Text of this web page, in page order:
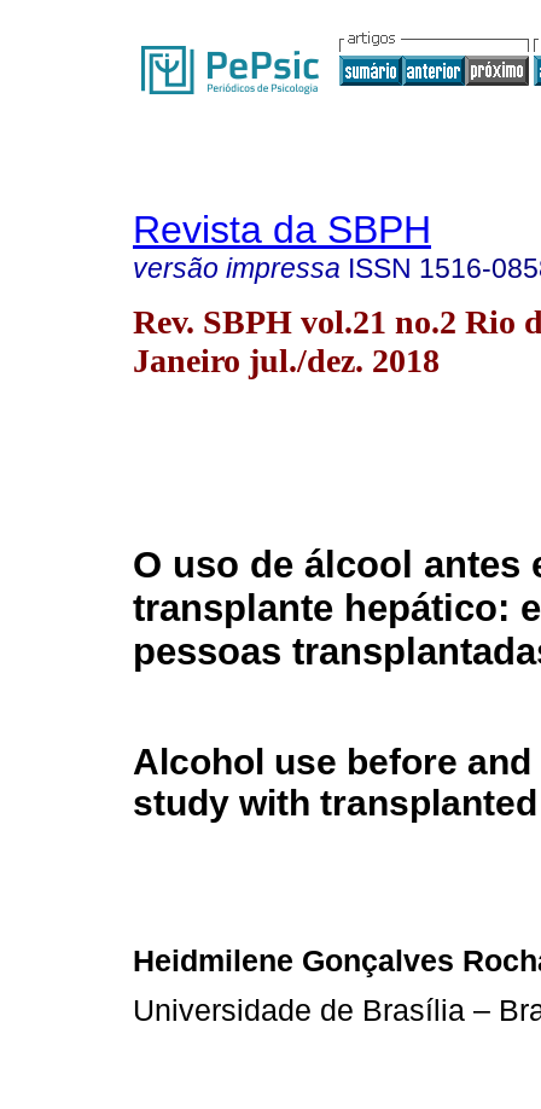
Revista da SBPH
versão impressa ISSN 1516-
Rev. SBPH vol.21 no.2 Rio
Janeiro jul./dez. 2018
O uso de álcool antes
transplante hepático:
pessoas
Alcohol use before
study with
Heidmilene Gonçalves
Universidade de Brasília –